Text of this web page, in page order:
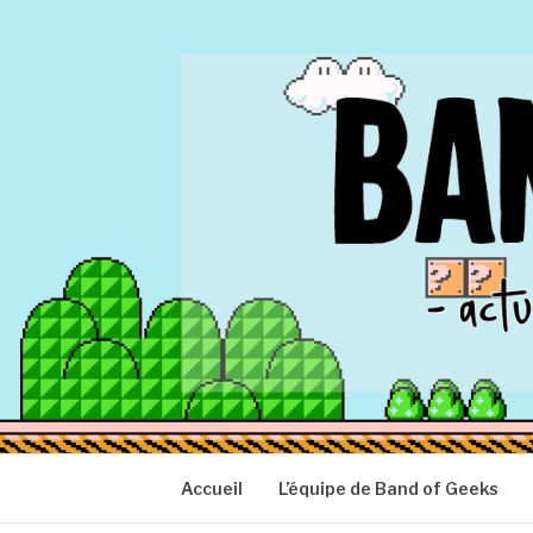
BAND OF
Actu Geek d'hier et d'aujourd'hui
Accueil L’équipe de Band of Geeks